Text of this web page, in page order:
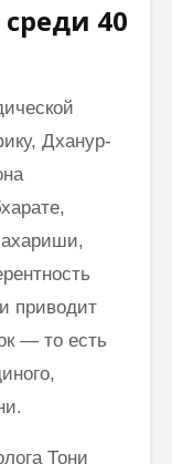
40
Дханур-
приводит
— то есть
Тони